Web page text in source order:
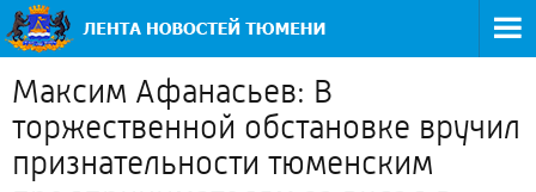
Максим Афанасьев: В
торжественной обстановке вручил
признательности тюменским